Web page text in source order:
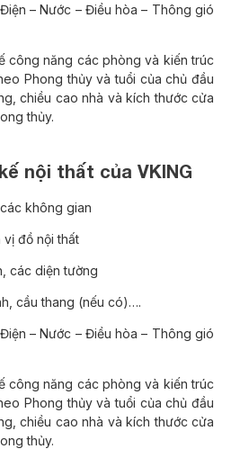
– Nước – Điều hòa – Thông gió
công năng các phòng và kiến trúc
Phong thủy và tuổi của chủ đầu
chiều cao nhà và kích thước cửa
thủy.
nội thất của VKING
không gian
vị đồ nội thất
các diện tường
cầu thang (nếu có)….
– Nước – Điều hòa – Thông gió
công năng các phòng và kiến trúc
Phong thủy và tuổi của chủ đầu
chiều cao nhà và kích thước cửa
thủy.